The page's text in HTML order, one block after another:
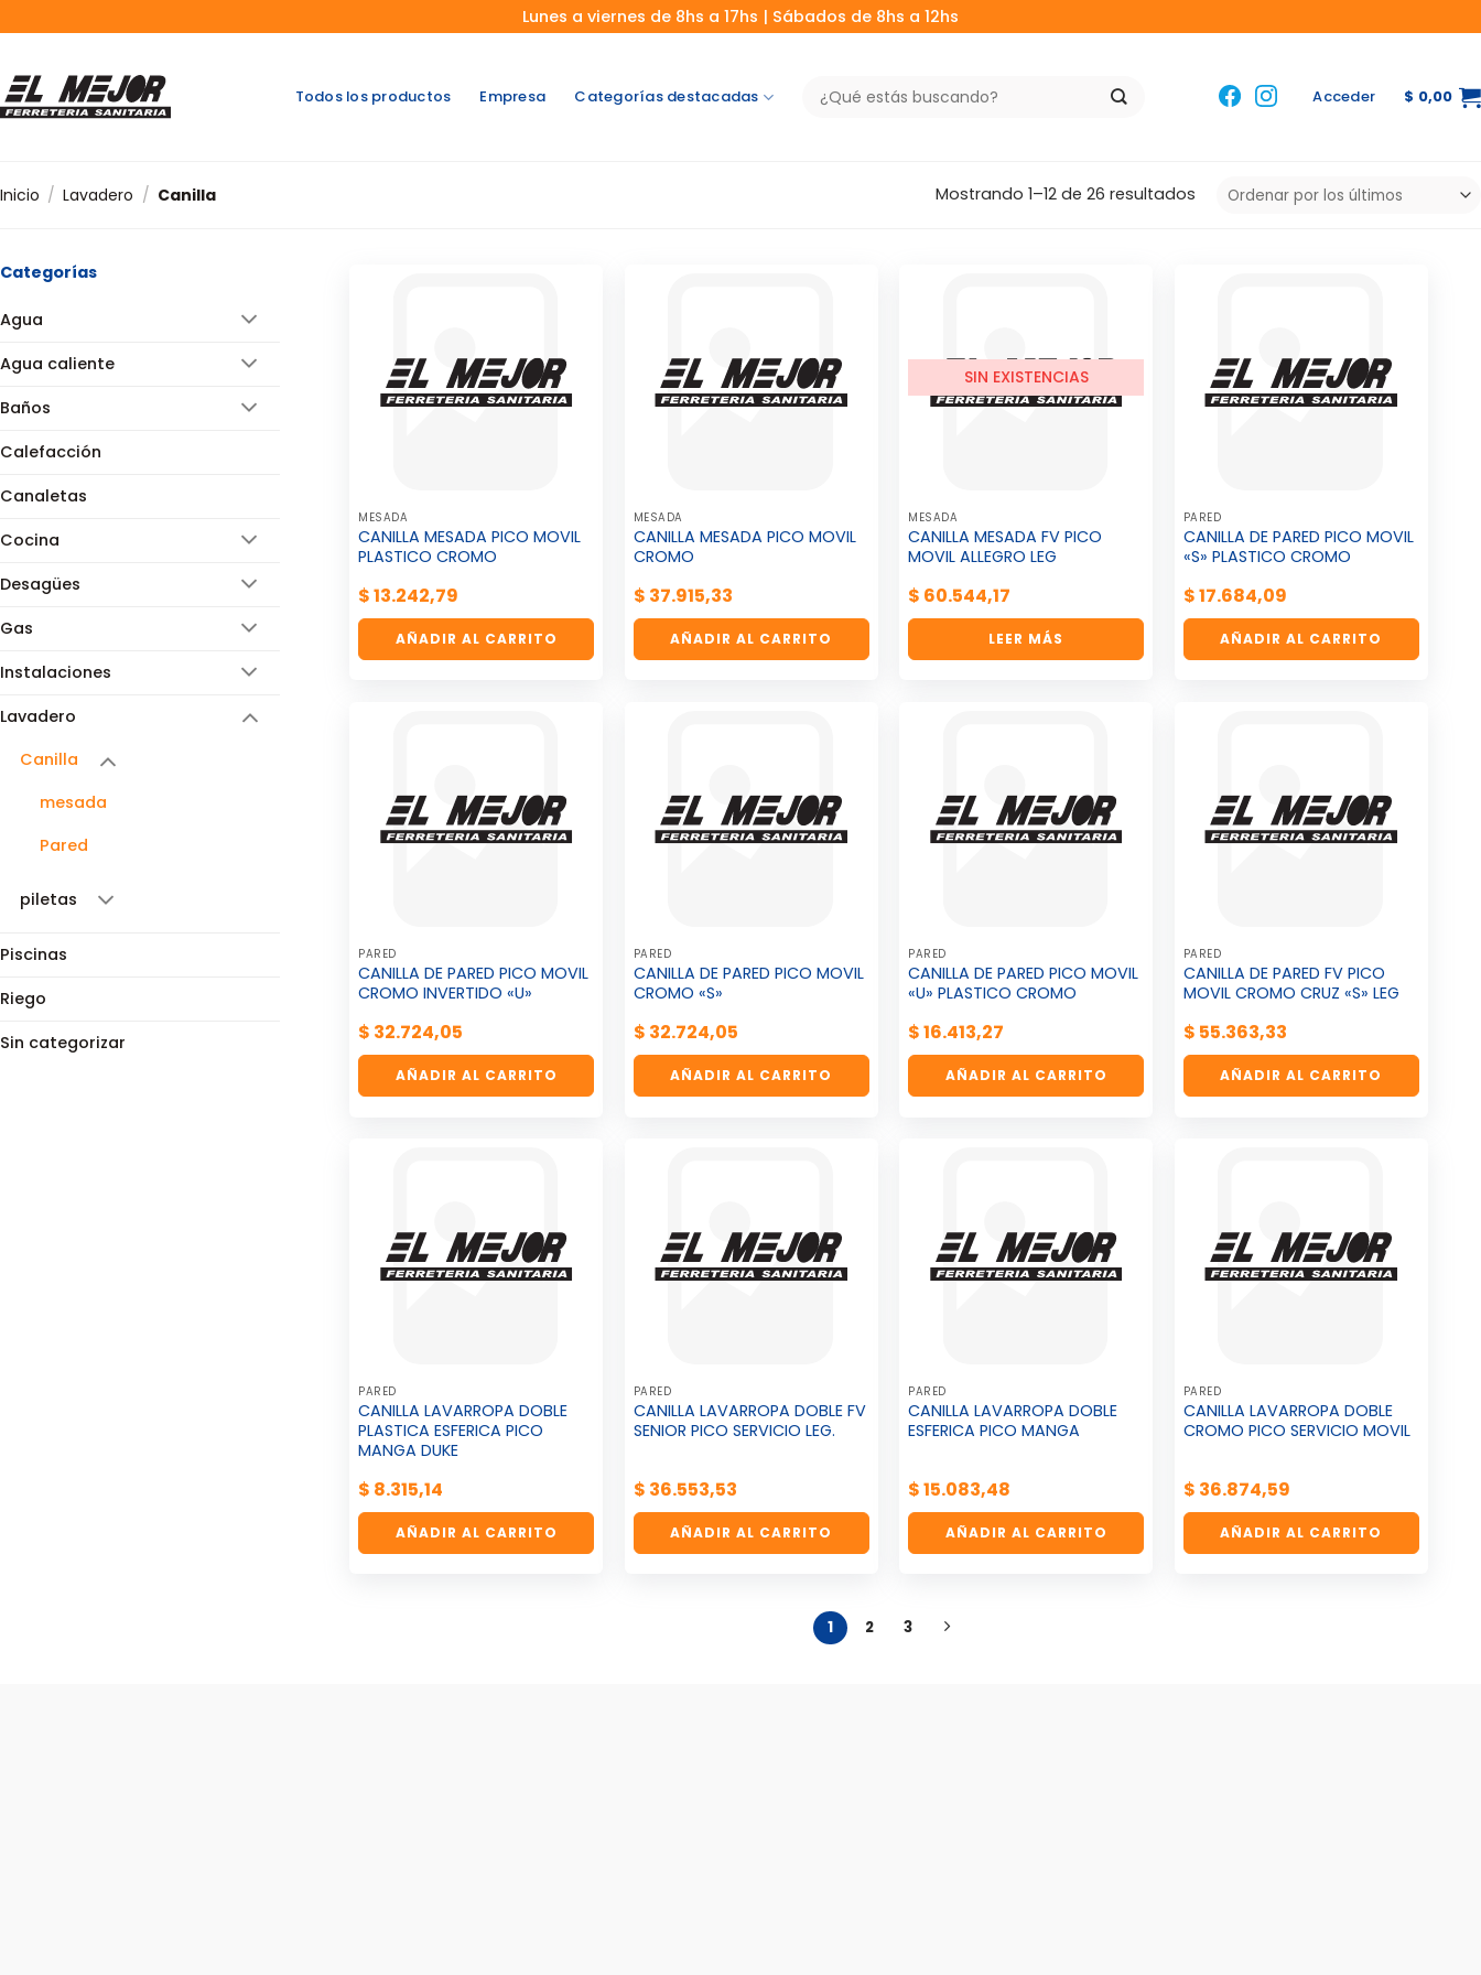
al
Lunes a viernes de 8hs a 17hs | Sábados de 8hs a 12hs
Todos los productos Empresa Categorías destacadas
Buscar
por:
Acceder $ 0,00
Inicio / Lavadero / Canilla Mostrando 1–12 de 26 resultados Ordenado
Categorías
Agua
Agua caliente
Baños
Calefacción
Canaletas
Cocina
Desagües
Gas
Instalaciones
Lavadero
Canilla
mesada
Pared
piletas
Piscinas
Riego
Sin categorizar
MESADA
CANILLA MESADA PICO MOVIL
PLASTICO CROMO
$13.242,79
AÑADIR AL CARRITO
MESADA
CANILLA MESADA PICO MOVIL
CROMO
$ 37.915,33
AÑADIR AL CARRITO
SIN EXISTENCIAS
MESADA
CANILLA MESADA FV PICO
MOVIL ALLEGRO LEG
$ 60.544,17
LEER MÁS
PARED
CANILLA DE PARED PICO MOVIL
«S» PLASTICO CROMO
$17.684,09
AÑADIR AL CARRITO
PARED
CANILLA DE PARED PICO MOVIL
CROMO INVERTIDO «U»
$ 32.724,05
AÑADIR AL CARRITO
PARED
CANILLA DE PARED PICO MOVIL
CROMO «S»
$ 32.724,05
AÑADIR AL CARRITO
PARED
CANILLA DE PARED PICO MOVIL
«U» PLASTICO CROMO
$16.413,27
AÑADIR AL CARRITO
PARED
CANILLA DE PARED FV PICO
MOVIL CROMO CRUZ «S» LEG
$ 55.363,33
AÑADIR AL CARRITO
PARED
CANILLA LAVARROPA DOBLE
PLASTICA ESFERICA PICO
MANGA DUKE
$ 8.315,14
AÑADIR AL CARRITO
PARED
CANILLA LAVARROPA DOBLE FV
SENIOR PICO SERVICIO LEG.
$ 36.553,53
AÑADIR AL CARRITO
PARED
CANILLA LAVARROPA DOBLE
ESFERICA PICO MANGA
$15.083,48
AÑADIR AL CARRITO
PARED
CANILLA LAVARROPA DOBLE
CROMO PICO SERVICIO MOVIL
$ 36.874,59
AÑADIR AL CARRITO
1 2 3